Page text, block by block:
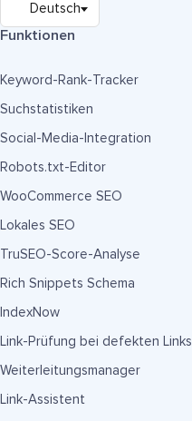
Funktionen
Keyword-Rank-Tracker
Suchstatistiken
Social-Media-Integration
Robots.txt-Editor
WooCommerce SEO
Lokales SEO
TruSEO-Score-Analyse
Rich Snippets Schema
IndexNow
Link-Prüfung bei defekten Links
Weiterleitungsmanager
Link-Assistent